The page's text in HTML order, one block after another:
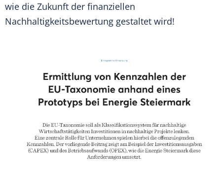
wie die Zukunft der finanziellen
Nachhaltigkeitsbewertung gestaltet wird!